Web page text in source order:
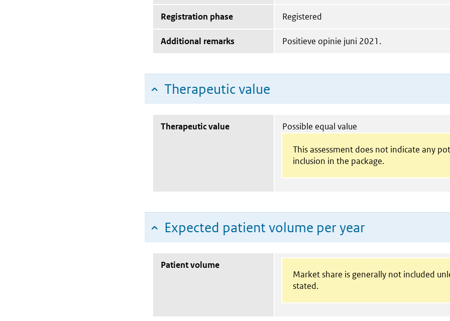
Registration phase Registered
Additional remarks Positieve opinie juni 2021.
Therapeutic value
Therapeutic value Possible equal value
This assessment does not indicate any
inclusion in the package.
Expected patient volume per year
Patient volume
Market share is generally not included
stated.